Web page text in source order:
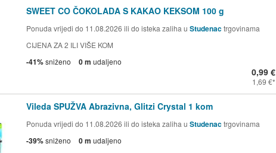
SWEET CO ČOKOLADA S KAKAO KEKSOM 100 g
Ponuda vrijedi do 11.08.2026 ili do isteka zaliha u Studenactrgovinama
CIJENA ZA 2 ILI VIŠE KOM
-41%sniženo 0 m udaljeno
0,99 €
1,69 €
Vileda SPUŽVA Abrazivna, Glitzi Crystal 1 kom
Ponuda vrijedi do 11.08.2026 ili do isteka zaliha u Studenactrgovinama
-39%sniženo 0 m udaljeno